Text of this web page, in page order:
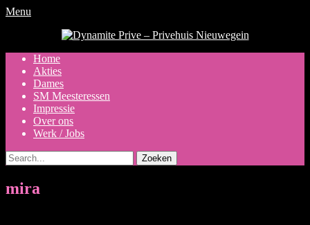
Menu
Dynamite Prive - Privehuis
Primair
menu
naar
inhoud
Home
Akties
Dames
SM Meesteressen
Impressie
Over ons
Werk / Jobs
Zoeken
naar:
mira